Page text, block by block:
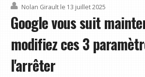
Nolan Girault le 13 juillet 2025
Google vous suit
modifiez ces 3
l'arrêter